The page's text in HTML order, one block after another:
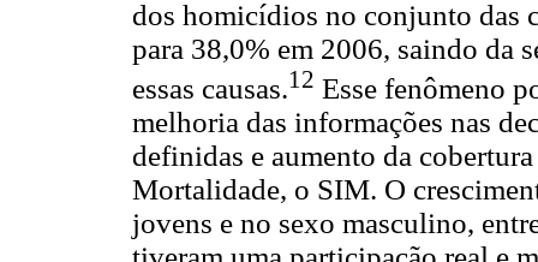
dos homicídios no conjunto das
para 38,0% em 2006, saindo da
essas causas.12 Esse fenômeno
melhoria das informações nas
definidas e aumento da
Mortalidade, o SIM. O
jovens e no sexo masculino,